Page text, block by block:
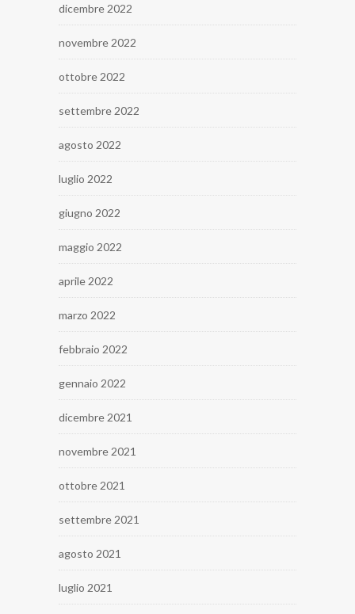
dicembre 2022
novembre 2022
ottobre 2022
settembre 2022
agosto 2022
luglio 2022
giugno 2022
maggio 2022
aprile 2022
marzo 2022
febbraio 2022
gennaio 2022
dicembre 2021
novembre 2021
ottobre 2021
settembre 2021
agosto 2021
luglio 2021